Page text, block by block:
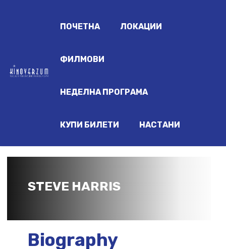
ПОЧЕТНА ЛОКАЦИИ
ФИЛМОВИ
НЕДЕЛНА ПРОГРАМА
КУПИ БИЛЕТИ НАСТАНИ
STEVE HARRIS
Biography